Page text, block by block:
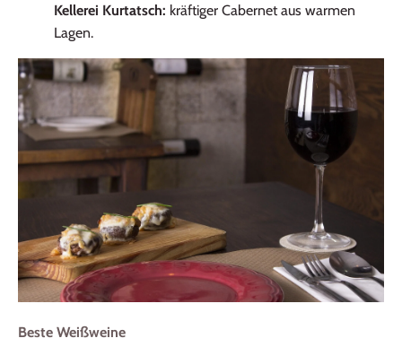
Kellerei Kurtatsch: kräftiger Cabernet aus warmen
Lagen.
Beste Weißweine